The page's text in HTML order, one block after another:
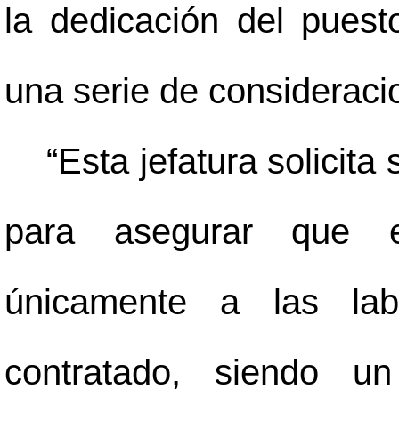
la dedicación del
una serie de
“Esta jefatura solicita
para asegurar que
únicamente a las
contratado, siendo